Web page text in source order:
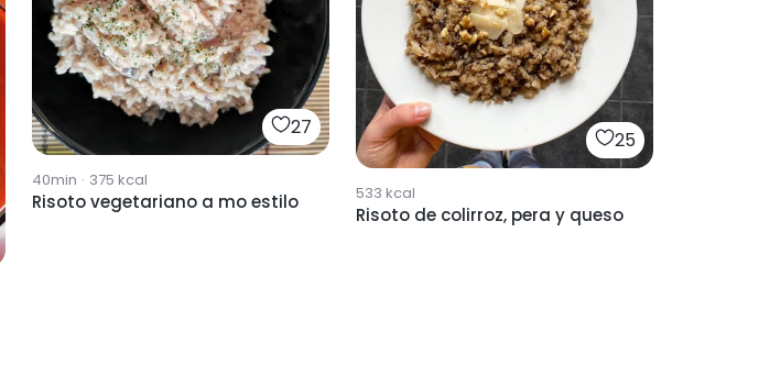
27
40min · 375 kcal
Risoto vegetariano a mo estilo
25
533 kcal
Risoto de colirroz, pera y queso